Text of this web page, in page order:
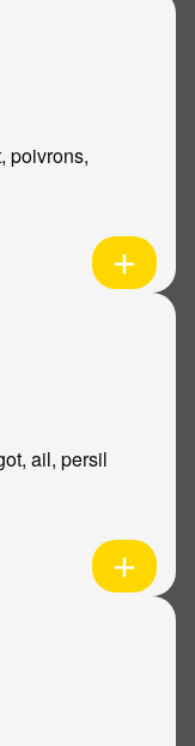
poivrons,
ail, persil